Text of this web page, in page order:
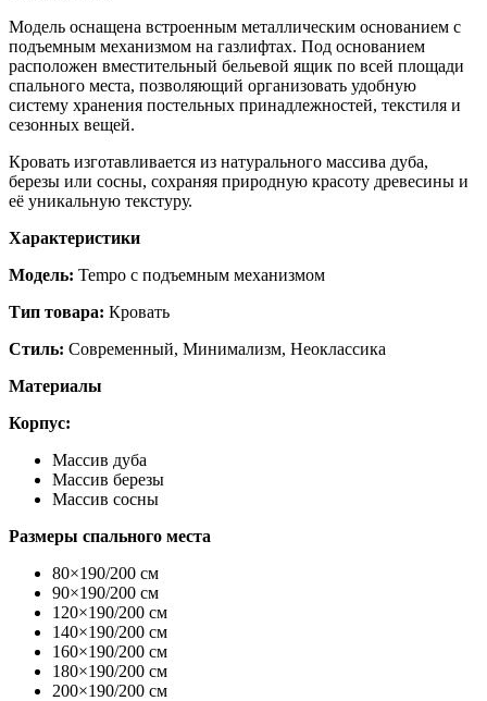
Модель оснащена встроенным металлическим основанием с
подъемным механизмом на газлифтах. Под основанием
расположен вместительный бельевой ящик по всей площади
спального места, позволяющий организовать удобную
систему хранения постельных принадлежностей, текстиля и
сезонных вещей.
Кровать изготавливается из натурального массива дуба,
березы или сосны, сохраняя природную красоту древесины и
её уникальную текстуру.
Характеристики
Модель: Tempo с подъемным механизмом
Тип товара: Кровать
Стиль: Современный, Минимализм, Неоклассика
Материалы
Корпус:
Массив дуба
Массив березы
Массив сосны
Размеры спального места
80×190/200 см
90×190/200 см
120×190/200 см
140×190/200 см
160×190/200 см
180×190/200 см
200×190/200 см